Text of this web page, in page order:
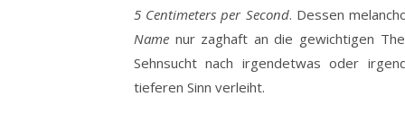
5 Centimeters per Second. Dessen
Name nur zaghaft an die gewichtigen
Sehnsucht nach irgendetwas oder
tieferen Sinn verleiht.